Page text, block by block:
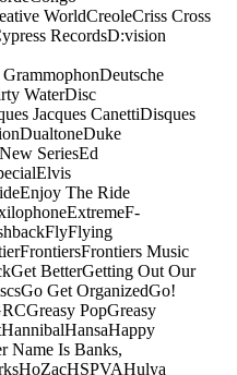
WorldCreoleCriss Cross
RecordsD:vision
Deutsche
WaterDisc
Jacques CanettiDisques
DualtoneDuke
SeriesEd
Elvis
Enjoy The Ride
ExtremeF-
FlyFlying
FrontiersFrontiers Music
Get BetterGetting Out Our
Go Get OrganizedGo!
Greasy PopGreasy
HannibalHansaHappy
Name Is Banks,
HoZacHSPVAHulya